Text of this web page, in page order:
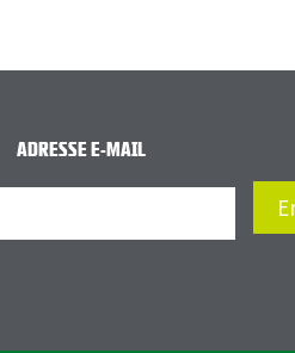
ADRESSE E-MAIL